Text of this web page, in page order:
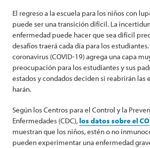
El regreso a la escuela para los niños con
puede ser una transición difícil. La
enfermedad puede hacer que sea difícil
desafíos traerá cada día para los
coronavirus (COVID-19) agrega una capa
preocupación para los estudiantes y sus
estados y condados deciden si reabrirán las
harán.
Según los Centros para el Control y la
Enfermedades (CDC), los datos sobre el
muestran que los niños, estén o no
pueden experimentar una enfermedad